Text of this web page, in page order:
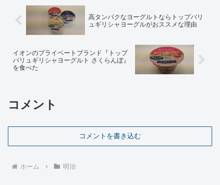
高タンパクなヨーグルトならトップバリ
ュギリシャヨーグルがおススメな理由
イオンのプライベートブランド『トップ
バリュギリシャヨーグルト さくらんぼ』
を食べた
コメント
コメントを書き込む
ホーム 明治